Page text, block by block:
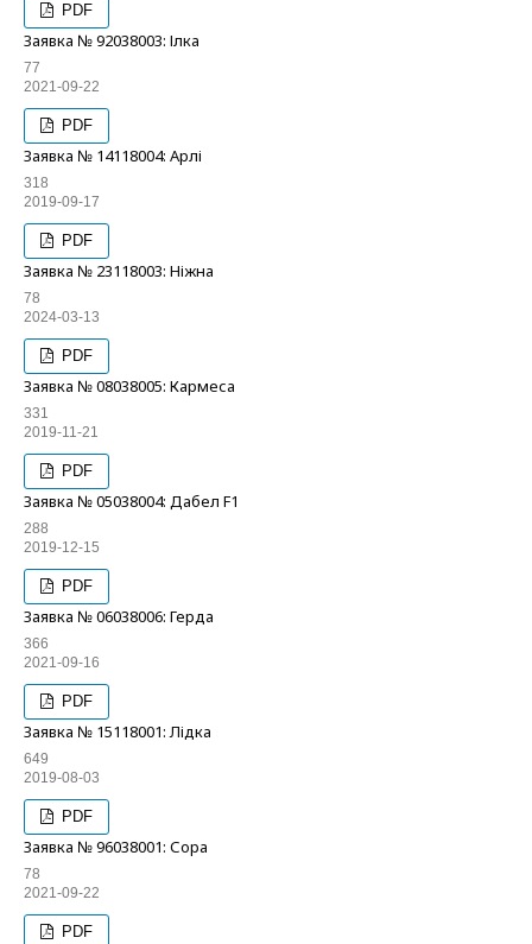
PDF
Заявка № 92038003: Ілка
77
2021-09-22
PDF
Заявка № 14118004: Арлі
318
2019-09-17
PDF
Заявка № 23118003: Ніжна
78
2024-03-13
PDF
Заявка № 08038005: Кармеса
331
2019-11-21
PDF
Заявка № 05038004: Дабел F1
288
2019-12-15
PDF
Заявка № 06038006: Герда
366
2021-09-16
PDF
Заявка № 15118001: Лідка
649
2019-08-03
PDF
Заявка № 96038001: Сора
78
2021-09-22
PDF